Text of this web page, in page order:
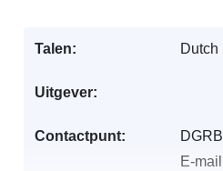
Talen: Dutch
Uitgever:
Contactpunt:
E-